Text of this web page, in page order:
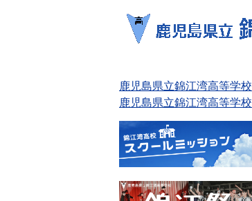
鹿児島県立錦江湾高等学校
鹿児島県立錦江湾高等学校